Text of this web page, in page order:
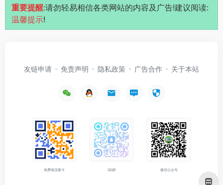
重要提醒:请勿轻易相信各类网站的内容及广告!建议阅读:
温馨提示!
友链申请 免责声明 隐私政策 广告合作 关于本站
免费领流量卡 QQ群 微信公众号